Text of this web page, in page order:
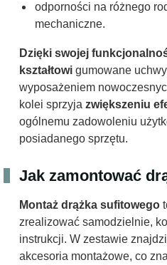
odporności na różnego
mechaniczne.
Dzięki swojej
kształtowi gumowane
wyposażeniem
kolei sprzyja zwiększeniu
ogólnemu zadowoleniu
posiadanego sprzętu.
Jak zamontować
Montaż drążka sufitowego
zrealizować samodzielnie,
instrukcji. W zestawie
akcesoria montażowe, co